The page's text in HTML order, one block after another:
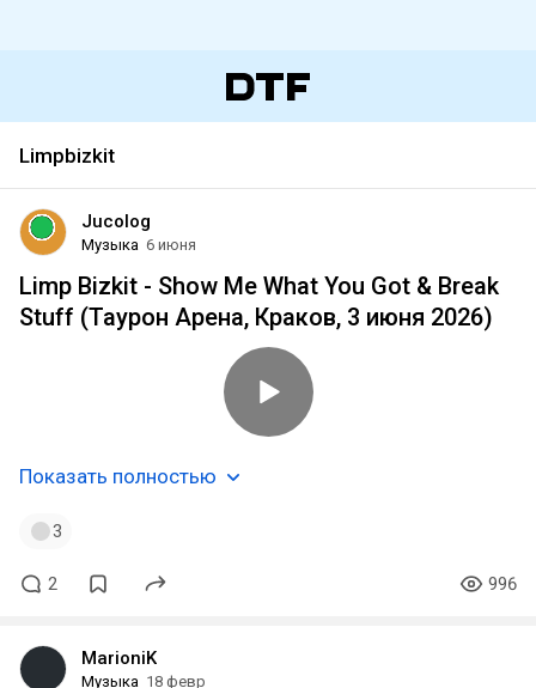
Limpbizkit
Jucolog
Музыка 6 июня
Limp Bizkit - Show Me What You Got & Break
Stuff (Таурон Арена, Краков, 3 июня 2026)
Показать полностью
3
2 996
MarioniK
Музыка 18 февр